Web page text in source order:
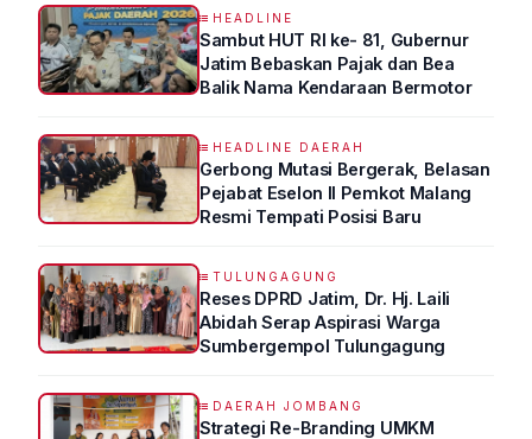
HEADLINE
Sambut HUT RI ke- 81, Gubernur
Jatim Bebaskan Pajak dan Bea
Balik Nama Kendaraan Bermotor
HEADLINE DAERAH
Gerbong Mutasi Bergerak, Belasan
Pejabat Eselon II Pemkot Malang
Resmi Tempati Posisi Baru
TULUNGAGUNG
Reses DPRD Jatim, Dr. Hj. Laili
Abidah Serap Aspirasi Warga
Sumbergempol Tulungagung
DAERAH JOMBANG
Strategi Re-Branding UMKM